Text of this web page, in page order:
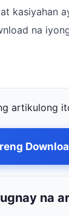
kasiyahan
na
artikulong
na